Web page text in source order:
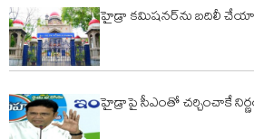
హైడ్రా కమిషనర్‌ను బదిలీ
హైడ్రాపై సీఎంతో చర్చించాకే